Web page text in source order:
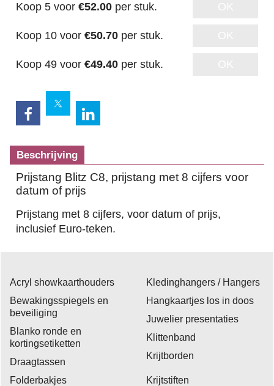
Koop 5 voor €52.00 per stuk.
Koop 10 voor €50.70 per stuk.
Koop 49 voor €49.40 per stuk.
Beschrijving
Prijstang Blitz C8, prijstang met 8 cijfers voor
datum of prijs
Prijstang met 8 cijfers, voor datum of prijs,
inclusief Euro-teken.
Acryl showkaarthouders
Bewakingsspiegels en
beveiliging
Blanko ronde en
kortingsetiketten
Draagtassen
Folderbakjes
Kledinghangers / Hangers
Hangkaartjes los in doos
Juwelier presentaties
Klittenband
Krijtborden
Krijtstiften